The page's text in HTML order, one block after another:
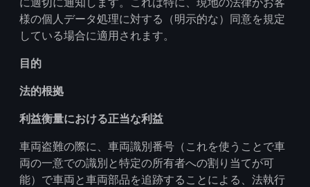
様の個人データ処理に対する（明示的な）同意を規定
している場合に適用されます。
目的
法的根拠
利益衡量における正当な利益
車両盗難の際に、車両識別番号（これを使うことで車
両の一意での識別と特定の所有者への割り当てが可
能）で車両と車両部品を追跡することによる、法執行